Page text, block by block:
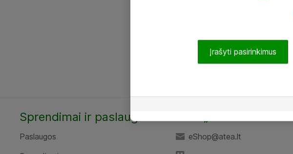
Sprendimai ir paslaugos
Paslaugos
eShop@atea.lt
Įrašyti pasirinkimus